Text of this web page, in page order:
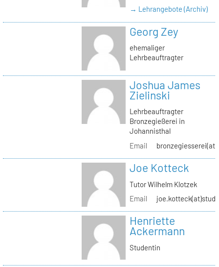
→ Lehrangebote (Archiv)
Georg Zey
ehemaliger
Lehrbeauftragter
Joshua James
Zielinski
Lehrbeauftragter
Bronzegießerei in
Johannisthal
Email
Joe Kotteck
Tutor Wilhelm Klotzek
Email
Henriette
Ackermann
Studentin